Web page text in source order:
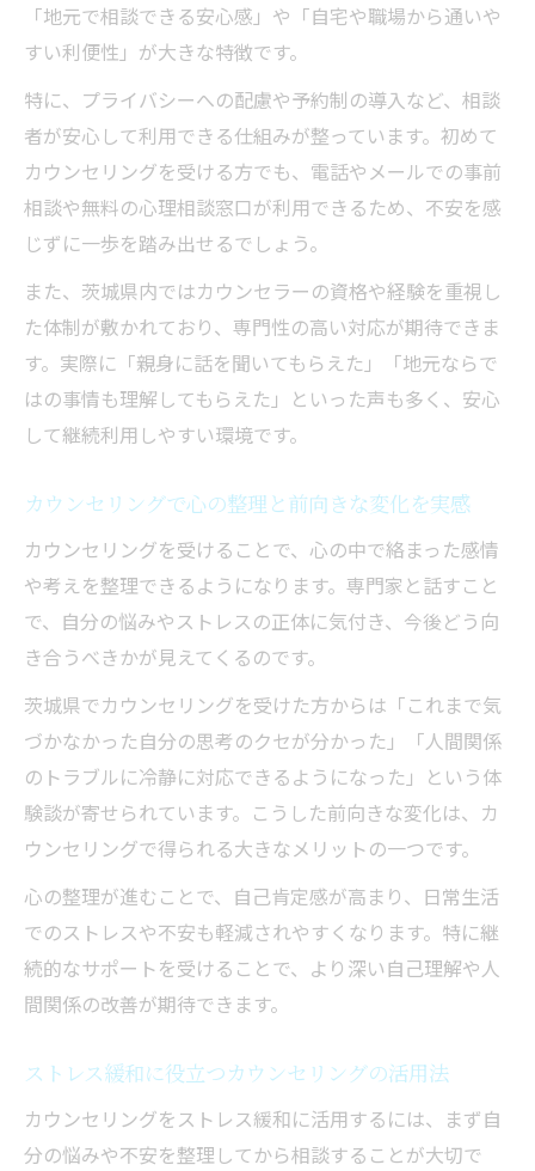
「地元で相談できる安心感」や「自宅や職場から通いや
すい利便性」が大きな特徴です。
特に、プライバシーへの配慮や予約制の導入など、相談
者が安心して利用できる仕組みが整っています。初めて
カウンセリングを受ける方でも、電話やメールでの事前
相談や無料の心理相談窓口が利用できるため、不安を感
じずに一歩を踏み出せるでしょう。
また、茨城県内ではカウンセラーの資格や経験を重視し
た体制が敷かれており、専門性の高い対応が期待できま
す。実際に「親身に話を聞いてもらえた」「地元ならで
はの事情も理解してもらえた」といった声も多く、安心
して継続利用しやすい環境です。
カウンセリングで心の整理と前向きな変化を実感
カウンセリングを受けることで、心の中で絡まった感情
や考えを整理できるようになります。専門家と話すこと
で、自分の悩みやストレスの正体に気付き、今後どう向
き合うべきかが見えてくるのです。
茨城県でカウンセリングを受けた方からは「これまで気
づかなかった自分の思考のクセが分かった」「人間関係
のトラブルに冷静に対応できるようになった」という体
験談が寄せられています。こうした前向きな変化は、カ
ウンセリングで得られる大きなメリットの一つです。
心の整理が進むことで、自己肯定感が高まり、日常生活
でのストレスや不安も軽減されやすくなります。特に継
続的なサポートを受けることで、より深い自己理解や人
間関係の改善が期待できます。
ストレス緩和に役立つカウンセリングの活用法
カウンセリングをストレス緩和に活用するには、まず自
分の悩みや不安を整理してから相談することが大切で